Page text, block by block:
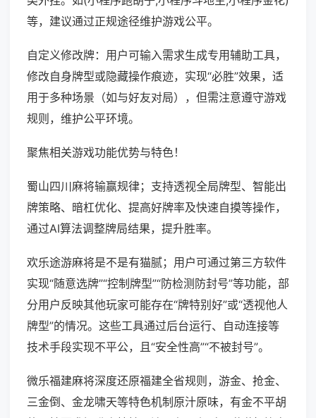
等，建议通过正规途径维护游戏公平。
自定义修改牌：用户可输入需求生成专用辅助工具，
修改自身牌型或隐藏操作痕迹，实现“必胜”效果，适
用于多种场景（如与好友对局），但需注意遵守游戏
规则，维护公平环境。
聚焦相关游戏功能优势与特色！
蜀山四川麻将输赢规律；支持透视全局牌型、智能出
牌策略、暗杠优化、提高好牌率及快速自摸等操作，
通过AI算法调整牌局结果，提升胜率。
欢乐途游麻将是不是有猫腻；用户可通过第三方软件
实现“随意选牌”“控制牌型”“防检测防封号”等功能，部
分用户反映其他玩家可能存在“牌特别好”或“透视他人
牌型”的情况。这些工具通过后台运行、自动连接等
技术手段实现不平公，且“安全性高”“不被封号”。
微乐福建麻将深度还原福建全省规则，游金、抢金、
三金倒、金龙啸天等特色机制原汁原味，有金不平胡